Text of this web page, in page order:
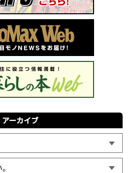
アーカイブ